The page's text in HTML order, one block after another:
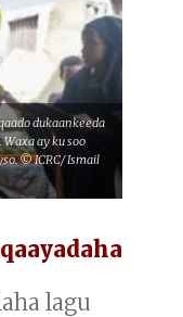
dukaankeeda
ay ku soo
© ICRC/ Ismail
lagu